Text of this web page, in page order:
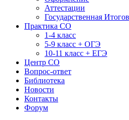
Аттестации
Государственная
Практика СО
1-4 класс
5-9 класс + ОГЭ
10-11 класс + ЕГЭ
Центр СО
Вопрос-ответ
Библиотека
Новости
Контакты
Форум